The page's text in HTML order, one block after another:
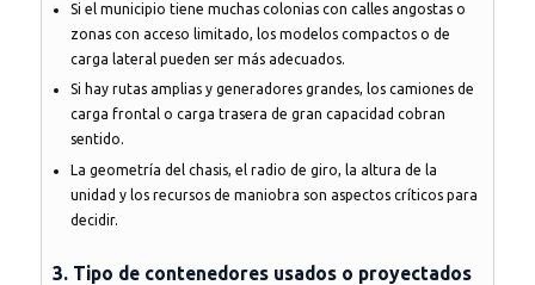
Si el municipio tiene muchas colonias con calles angostas o
zonas con acceso limitado, los modelos compactos o de
carga lateral pueden ser más adecuados.
Si hay rutas amplias y generadores grandes, los camiones de
carga frontal o carga trasera de gran capacidad cobran
sentido.
La geometría del chasis, el radio de giro, la altura de la
unidad y los recursos de maniobra son aspectos críticos para
decidir.
3. Tipo de contenedores usados o proyectados